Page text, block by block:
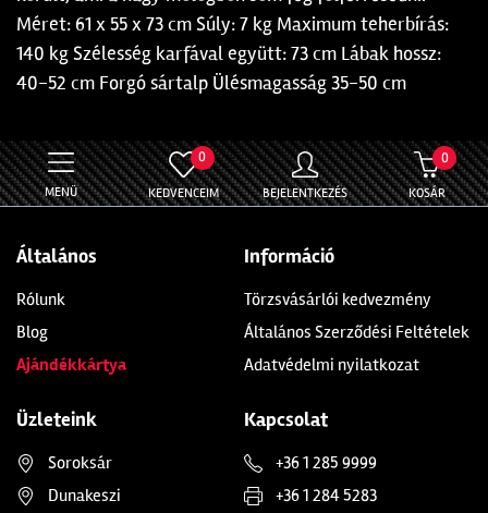
Méret: 61 x 55 x 73 cm Súly: 7 kg Maximum teherbírás:
140 kg Szélesség karfával együtt: 73 cm Lábak hossz:
40-52 cm Forgó sártalp Ülésmagasság 35-50 cm
MENÜ
0
KEDVENCEIM BEJELENTKEZÉS
0
KOSÁR
Általános
Rólunk
Blog
Ajándékkártya
Információ
Törzsvásárlói kedvezmény
Általános Szerződési Feltételek
Adatvédelmi nyilatkozat
Üzleteink
Soroksár
Dunakeszi
Kapcsolat
+36 1 285 9999
+36 1 284 5283